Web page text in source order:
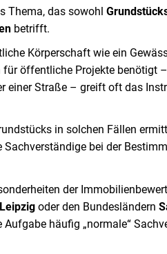
Thema, das sowohl
betrifft.
Körperschaft wie ein
für öffentliche Projekte benötigt
einer Straße – greift oft das
in solchen Fällen
bei der
der
Leipzig oder den Bundesländern
Aufgabe häufig „normale“